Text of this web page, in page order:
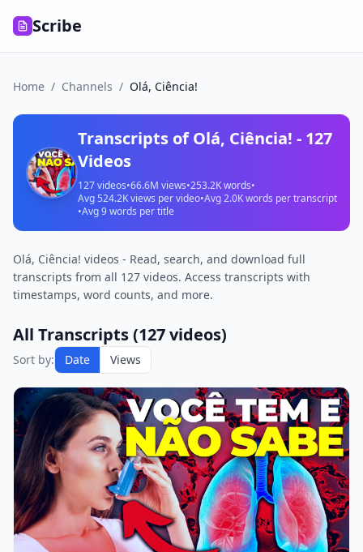
Scribe
Home / Channels / Olá, Ciência!
Transcripts ofOlá, Ciência! - 127
Videos
127videos•66.6M views•253.2Kwords•
Avg 524.2Kviews per video•Avg2.0Kwords per transcript
•Avg9words per title
Olá, Ciência! videos - Read, search, and download full
transcripts from all 127 videos. Access transcripts with
timestamps, word counts, and more.
All Transcripts (127videos)
Sort by: Date Views
ASMA: